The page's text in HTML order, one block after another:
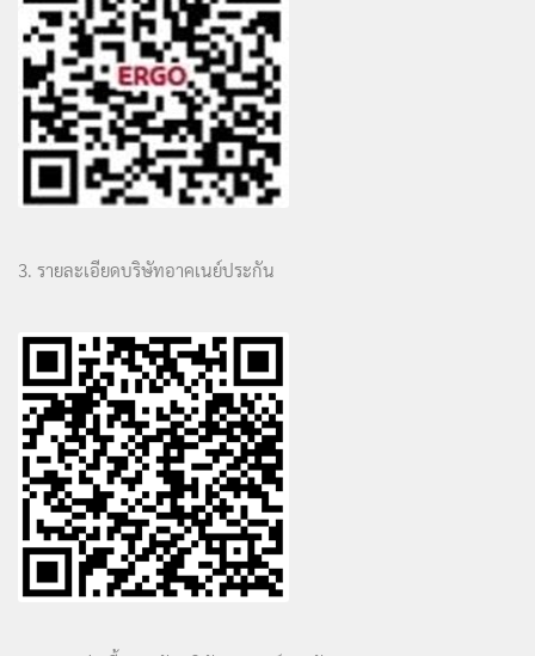
3. รายละเอียดบริษัทอาคเนย์ประกัน